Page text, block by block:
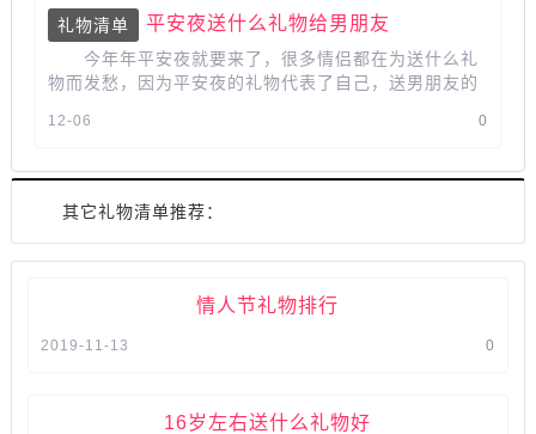
礼物清单 平安夜送什么礼物给男朋友
今年年平安夜就要来了，很多情侣都在为送什么礼
物而发愁，因为平安夜的礼物代表了自己，送男朋友的
0
12-06
其它礼物清单推荐：
情人节礼物排行
0
2019-11-13
16岁左右送什么礼物好